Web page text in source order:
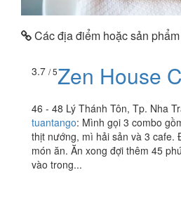
Các địa điểm hoặc sản
3.7 / 5Zen House
46 - 48 Lý Thánh Tôn, Tp. Nha
tuantango: Mình gọi 3 combo
thịt nướng, mì hải sản và 3 cafe.
món ăn. Ăn xong đợi thêm 45
vào trong...